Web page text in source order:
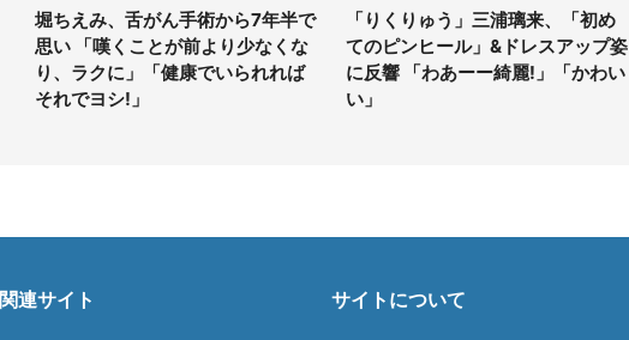
堀ちえみ、舌がん手術から7年半で
思い 「嘆くことが前より少なくな
り、ラクに」「健康でいられれば
それでヨシ!」
「りくりゅう」三浦璃来、「初め
てのピンヒール」&ドレスアップ姿
に反響 「わあーー綺麗!」「かわい
い」
関連サイト サイトについて